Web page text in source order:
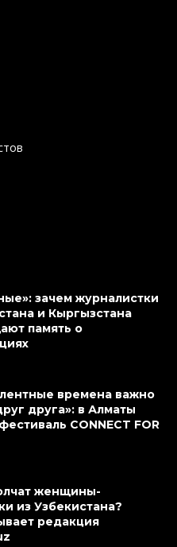
зачем журналистки
и Кыргызстана
память о
времена важно
друга»: в Алматы
CONNECT FOR
женщины-
из Узбекистана?
редакция